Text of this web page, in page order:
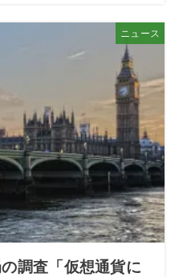
ニュース
調査「仮想通貨に